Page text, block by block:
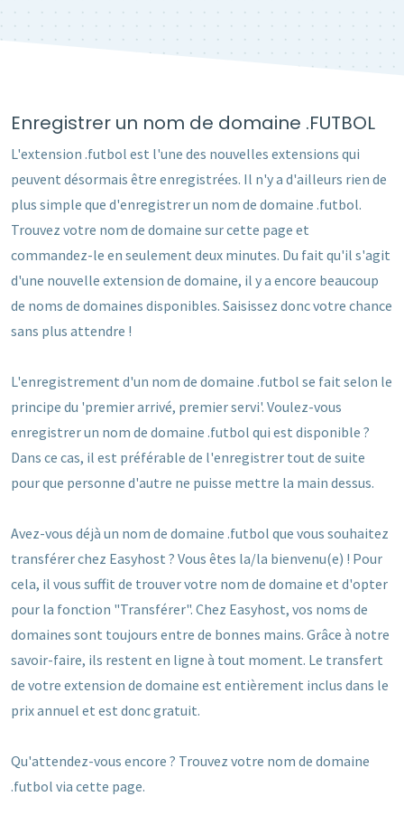
Enregistrer un nom de domaine .FUTBOL
L'extension .futbol est l'une des nouvelles extensions qui
peuvent désormais être enregistrées. Il n'y a d'ailleurs rien de
plus simple que d'enregistrer un nom de domaine .futbol.
Trouvez votre nom de domaine sur cette page et
commandez-le en seulement deux minutes. Du fait qu'il s'agit
d'une nouvelle extension de domaine, il y a encore beaucoup
de noms de domaines disponibles. Saisissez donc votre chance
sans plus attendre !
L'enregistrement d'un nom de domaine .futbol se fait selon le
principe du 'premier arrivé, premier servi'. Voulez-vous
enregistrer un nom de domaine .futbol qui est disponible ?
Dans ce cas, il est préférable de l'enregistrer tout de suite
pour que personne d'autre ne puisse mettre la main dessus.
Avez-vous déjà un nom de domaine .futbol que vous souhaitez
transférer chez Easyhost ? Vous êtes la/la bienvenu(e) ! Pour
cela, il vous suffit de trouver votre nom de domaine et d'opter
pour la fonction "Transférer". Chez Easyhost, vos noms de
domaines sont toujours entre de bonnes mains. Grâce à notre
savoir-faire, ils restent en ligne à tout moment. Le transfert
de votre extension de domaine est entièrement inclus dans le
prix annuel et est donc gratuit.
Qu'attendez-vous encore ? Trouvez votre nom de domaine
.futbol via cette page.